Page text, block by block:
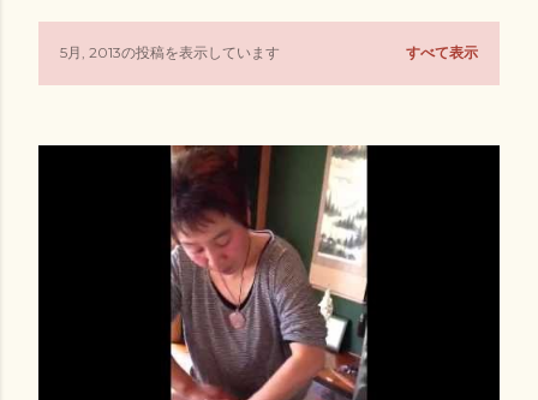
投5月, 2013の投稿を表示しています すべて表示